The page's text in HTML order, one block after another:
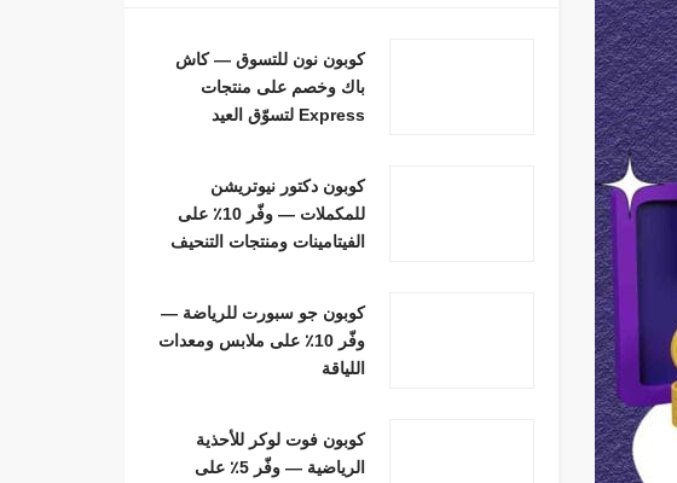
كوبون نون للتسوق — كاش
باك وخصم على منتجات
Express لتسوّق العيد
كوبون دكتور نيوتريشن
للمكملات — وفّر 10٪ على
الفيتامينات ومنتجات التنحيف
كوبون جو سبورت للرياضة —
وفّر 10٪ على ملابس ومعدات
اللياقة
كوبون فوت لوكر للأحذية
الرياضية — وفّر 5٪ على